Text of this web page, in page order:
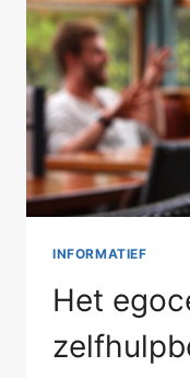
INFORMATIEF
Het